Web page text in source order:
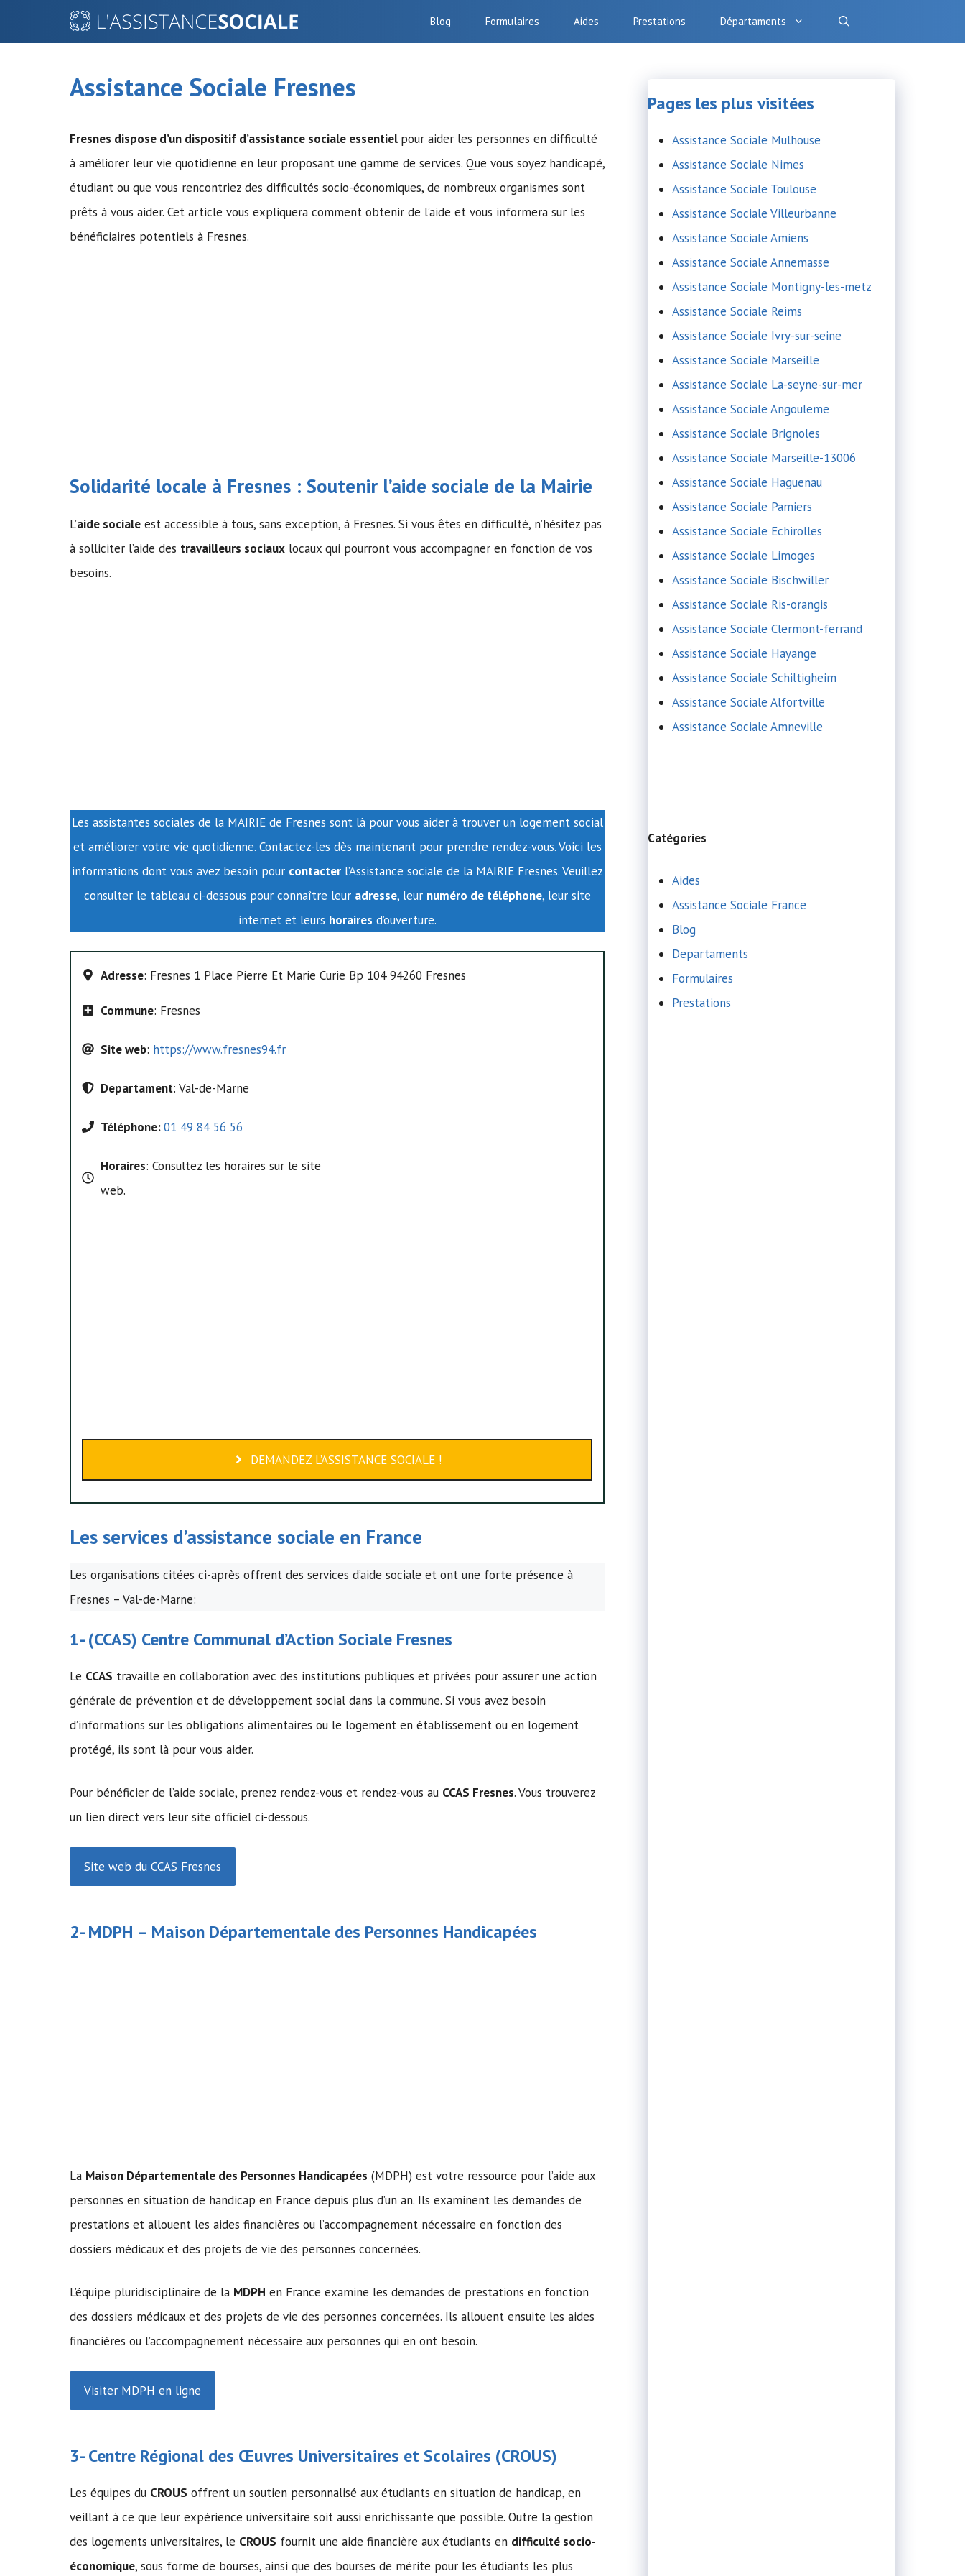
Blog Formulaires Aides Prestations Départaments
Assistance Sociale Fresnes
Fresnes dispose d’un dispositif d’assistance sociale essentiel pour aider les personnes en difficulté
à améliorer leur vie quotidienne en leur proposant une gamme de services. Que vous soyez handicapé,
étudiant ou que vous rencontriez des difficultés socio-économiques, de nombreux organismes sont
prêts à vous aider. Cet article vous expliquera comment obtenir de l’aide et vous informera sur les
bénéficiaires potentiels à Fresnes.
Solidarité locale à Fresnes : Soutenir l’aide sociale de la Mairie
L’aide sociale est accessible à tous, sans exception, à Fresnes. Si vous êtes en difficulté, n’hésitez pas
à solliciter l’aide des travailleurs sociaux locaux qui pourront vous accompagner en fonction de vos
besoins.
Les assistantes sociales de la MAIRIE de Fresnes sont là pour vous aider à trouver un logement social
et améliorer votre vie quotidienne. Contactez-les dès maintenant pour prendre rendez-vous. Voici les
informations dont vous avez besoin pour contacterl’Assistance sociale de la MAIRIE Fresnes. Veuillez
consulter le tableau ci-dessous pour connaître leur adresse, leur numéro de téléphone, leur site
internet et leurs horaires d’ouverture.
Adresse: Fresnes 1 Place Pierre Et Marie Curie Bp 104 94260 Fresnes
Commune: Fresnes
Site web: https://www.fresnes94.fr
Departament: Val-de-Marne
Téléphone:01 49 84 56 56
Horaires: Consultez les horaires sur le site
web.
DEMANDEZ L’ASSISTANCE SOCIALE !
Les services d’assistance sociale en France
Les organisations citées ci-après offrent des services d’aide sociale et ont une forte présence à
Fresnes – Val-de-Marne:
1- (CCAS) Centre Communal d’Action Sociale Fresnes
Le CCAS travaille en collaboration avec des institutions publiques et privées pour assurer une action
générale de prévention et de développement social dans la commune. Si vous avez besoin
d’informations sur les obligations alimentaires ou le logement en établissement ou en logement
protégé, ils sont là pour vous aider.
Pour bénéficier de l’aide sociale, prenez rendez-vous et rendez-vous au CCAS Fresnes. Vous trouverez
un lien direct vers leur site officiel ci-dessous.
Site web du CCAS Fresnes
2- MDPH – Maison Départementale des Personnes Handicapées
La Maison Départementale des Personnes Handicapées (MDPH) est votre ressource pour l’aide aux
personnes en situation de handicap en France depuis plus d’un an. Ils examinent les demandes de
prestations et allouent les aides financières ou l’accompagnement nécessaire en fonction des
dossiers médicaux et des projets de vie des personnes concernées.
L’équipe pluridisciplinaire de la MDPH en France examine les demandes de prestations en fonction
des dossiers médicaux et des projets de vie des personnes concernées. Ils allouent ensuite les aides
financières ou l’accompagnement nécessaire aux personnes qui en ont besoin.
Visiter MDPH en ligne
3- Centre Régional des Œuvres Universitaires et Scolaires (CROUS)
Les équipes du CROUS offrent un soutien personnalisé aux étudiants en situation de handicap, en
veillant à ce que leur expérience universitaire soit aussi enrichissante que possible. Outre la gestion
des logements universitaires, le CROUS fournit une aide financière aux étudiants en difficulté socio-
économique, sous forme de bourses, ainsi que des bourses de mérite pour les étudiants les plus
Pages les plus visitées
Assistance Sociale Mulhouse
Assistance Sociale Nimes
Assistance Sociale Toulouse
Assistance Sociale Villeurbanne
Assistance Sociale Amiens
Assistance Sociale Annemasse
Assistance Sociale Montigny-les-metz
Assistance Sociale Reims
Assistance Sociale Ivry-sur-seine
Assistance Sociale Marseille
Assistance Sociale La-seyne-sur-mer
Assistance Sociale Angouleme
Assistance Sociale Brignoles
Assistance Sociale Marseille-13006
Assistance Sociale Haguenau
Assistance Sociale Pamiers
Assistance Sociale Echirolles
Assistance Sociale Limoges
Assistance Sociale Bischwiller
Assistance Sociale Ris-orangis
Assistance Sociale Clermont-ferrand
Assistance Sociale Hayange
Assistance Sociale Schiltigheim
Assistance Sociale Alfortville
Assistance Sociale Amneville
Catégories
Aides
Assistance Sociale France
Blog
Departaments
Formulaires
Prestations